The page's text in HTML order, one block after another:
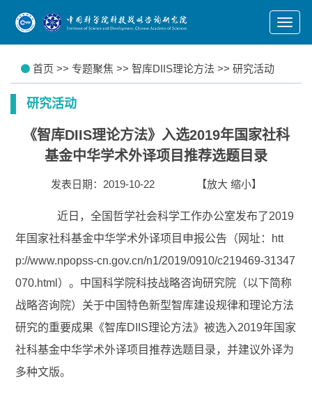
首页 >> 专题聚焦 >> 智库DIIS理论方法 >> 研究活动
研究活动
《智库DIIS理论方法》入选2019年国家社科
基金中华学术外译项目推荐选题目录
发表日期：2019-10-22 【放大 缩小】
近日 ，全国哲学社会科学工作办公室发布了2019
年国家社科基金中华学术外译项目申报公告（网址： htt
p://www.npopss-cn.gov.cn/n1/2019/0910/c219469-31347
070.html ）。中国科学院科技战略咨询研究院（以下简称
战略咨询院）关于中国特色新型智库建设规律和理论方法
研究的重要成果《智库DIIS理论方法》被选入2019年国家
社科基金中华学术外译项目推荐选题目录，并建议外译为
多种文版。